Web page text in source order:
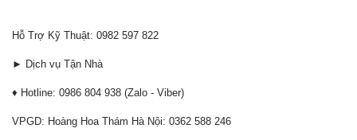
Hỗ Trợ Kỹ Thuật: 0982 597 822
► Dịch vụ Tận Nhà
♦ Hotline: 0986 804 938 (Zalo - Viber)
VPGD: Hoàng Hoa Thám Hà Nội: 0362 588 246